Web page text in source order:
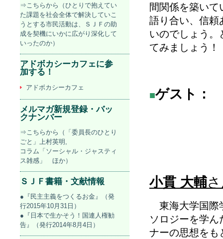
間関係を築い
語り合い、信頼
いのでしょう。
てみましょう！
■ゲスト：
小貫 大輔
東海大学国際
ソロジーを学
ナーの思想をも
⇒こちらから（ひとりで抱えてい
た課題を社会全体で解決していこ
うとする市民活動は、ＳＪＦの助
成を契機にいかに広がり深化して
いったのか）
アドボカシーカフェに参
加する！
アドボカシーカフェ
メルマガ新規登録・バッ
クナンバー
⇒こちらから（「委員長のひとり
ごと」上村英明,
コラム「ソーシャル・ジャスティ
ス雑感」 ほか）
ＳＪＦ書籍・文献情報
●『民主主義をつくるお金』（発
行2015年10月31日）
●『日本で生かそう！国連人権勧
告』（発行2014年8月4日）